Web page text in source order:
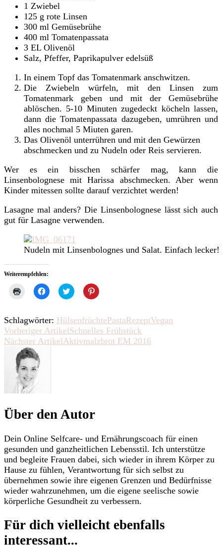
1 Zwiebel
125 g rote Linsen
300 ml Gemüsebrühe
400 ml Tomatenpassata
3 EL Olivenöl
Salz, Pfeffer, Paprikapulver edelsüß
In einem Topf das Tomatenmark anschwitzen.
Die Zwiebeln würfeln, mit den Linsen zum
Tomatenmark geben und mit der Gemüsebrühe
ablöschen. 5-10 Minuten zugedeckt köcheln lassen,
dann die Tomatenpassata dazugeben, umrühren und
alles nochmal 5 Miuten garen.
Das Olivenöl unterrühren und mit den Gewürzen
abschmecken und zu Nudeln oder Reis servieren.
Wer es ein bisschen schärfer mag, kann die
Linsenbolognese mit Harissa abschmecken. Aber wenn
Kinder mitessen sollte darauf verzichtet werden!
Lasagne mal anders? Die Linsenbolognese lässt sich auch
gut für Lasagne verwenden.
Nudeln mit Linsenbolognes und Salat. Einfach lecker!
Weiterempfehlen:
Klicken
zum
neuem
Fenster
geöffnet)
Klick,
um
teilen
(Wird
in
neuem
Fenster
Klick,
um
teilen
(Wird
in
neuem
Fenster
Klick,
um
zu
teilen
(Wird
in
neuem
Fenster
Schlagwörter: HülsenfrüchtePastaRezeptVegan
Beitragsnavigation
Vorheriger ArtikelSchnelles Frühstück
Nächster Artikel Aktivmalzbrot EM 2016
Über den Autor
Dein Online Selfcare- und Ernährungscoach für einen
gesunden und ganzheitlichen Lebensstil. Ich unterstütze
und begleite Frauen dabei, sich wieder in ihrem Körper zu
Hause zu fühlen, Verantwortung für sich selbst zu
übernehmen sowie ihre eigenen Grenzen und Bedürfnisse
wieder wahrzunehmen, um die eigene seelische sowie
körperliche Gesundheit zu verbessern.
Für dich vielleicht ebenfalls
interessant...